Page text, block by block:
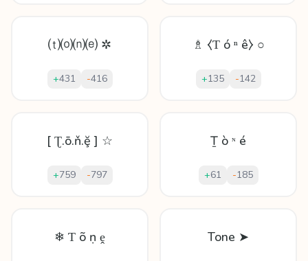
⒯⒪⒩⒠ ✲
+431 -416
♗ ⧼Ƭ ó ⁿ ê⧽ ○
+135 -142
[ Ʈ.ō.ň.ḝ ] ☆
+759 -797
Ṯ ò ᶰ é
+61 -185
❄ Ƭ õ ṇ ḙ Tone ➤